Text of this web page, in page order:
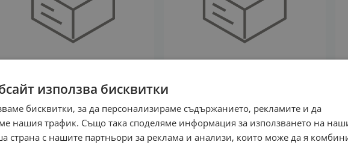
, Химически анкер
ResiFIX VY 300 ECO SF,
€ / 21.01 лв.
със флюс 1,5мм / 1м
1.02 € / 1.99 лв.
използва бисквитки
бисквитки, за да персонализираме съдържанието, рекламите и да
нашия трафик. Също така споделяме информация за използването на
страна с нашите партньори за реклама и анализи, които може да я